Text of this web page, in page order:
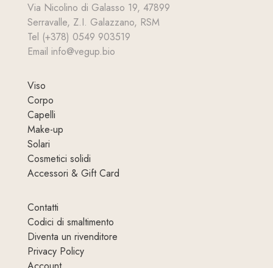
Via Nicolino di Galasso 19, 47899
Serravalle, Z.I. Galazzano, RSM
Tel (+378) 0549 903519
Email info@vegup.bio
Viso
Corpo
Capelli
Make-up
Solari
Cosmetici solidi
Accessori & Gift Card
Contatti
Codici di smaltimento
Diventa un rivenditore
Privacy Policy